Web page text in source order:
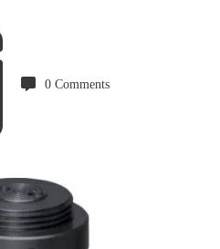
0 Comments